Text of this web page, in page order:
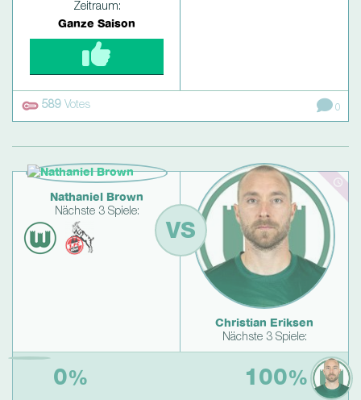
Zeitraum:
Ganze Saison
589 Votes 0
Nathaniel Brown
Nächste 3 Spiele:
VS
Christian Eriksen
Nächste 3 Spiele:
0% 100%